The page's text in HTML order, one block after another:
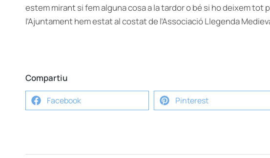
estem mirant si fem alguna cosa a la tardor o bé si ho deixem tot
l’Ajuntament hem estat al costat de l’Associació Llegenda
Compartiu
Facebook Pinterest